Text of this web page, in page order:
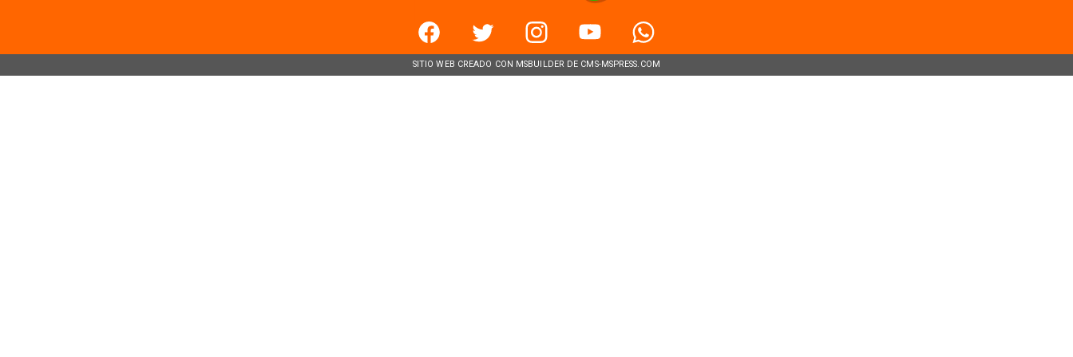
SITIO WEB CREADO CON MSBUILDER DE CMS-MSPRESS.COM